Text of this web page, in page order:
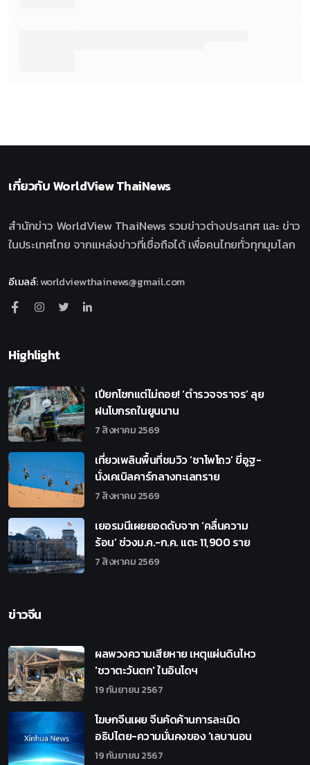
เกี่ยวกับWorldView ThaiNews
สำนักข่าว WorldView ThaiNews รวมข่าวต่างประเทศ และ ข่าว
ในประเทศไทย จากแหล่งข่าวที่เชื่อถือได้ เพื่อคนไทยทั่วทุกมุมโลก
อีเมลล์:worldviewthainews@gmail.com
Highlight
เปียกโชกแต่ไม่ถอย! ‘ตำรวจจราจร’ ลุย
ฝนโบกรถในยูนนาน
7 สิงหาคม 2569
เที่ยวเพลินพื้นที่ชมวิว ‘ซาโพโถว’ ขี่อูฐ-
นั่งเคเบิลคาร์กลางทะเลทราย
7 สิงหาคม 2569
เยอรมนีเผยยอดดับจาก ‘คลื่นความ
ร้อน’ ช่วงม.ค.-ก.ค. แตะ 11,900 ราย
7 สิงหาคม 2569
ข่าวจีน
ผลพวงความเสียหาย เหตุแผ่นดินไหว
'ชวาตะวันตก' ในอินโดฯ
19 กันยายน 2567
โฆษกจีนเผย จีนคัดค้านการละเมิด
อธิปไตย-ความมั่นคงของ 'เลบานอน
19 กันยายน 2567